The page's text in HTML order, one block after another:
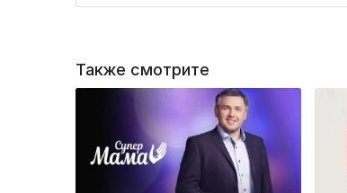
Также смотрите